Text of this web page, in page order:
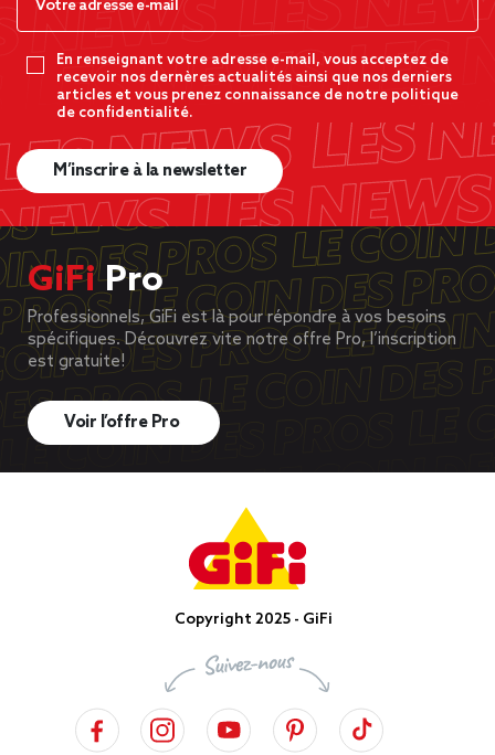
En renseignant votre adresse e-mail, vous acceptez de
recevoir nos dernères actualités ainsi que nos derniers
articles et vous prenez connaissance de notre politique
de confidentialité.
M’inscrire à la newsletter
GiFiPro
Professionnels, GiFi est là pour répondre à vos besoins
spécifiques. Découvrez vite notre offre Pro, l’inscription
est gratuite!
Voir l’offre Pro
Copyright 2025 - GiFi